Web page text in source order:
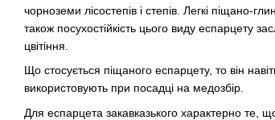
чорноземи лісостепів і степів. Легкі піщано-
також посухостійкість цього виду еспарцету
цвітіння.
Що стосується піщаного еспарцету, то він
використовують при посадці на медозбір.
Для еспарцета закавказького характерно те,